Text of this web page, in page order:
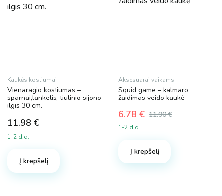
Kaukės kostiumai
Vienaragio kostiumas –
sparnai,lankelis, tiulinio sijono
ilgis 30 cm.
11.98 €
1-2 d.d.
Į krepšelį
Aksesuarai vaikams
Squid game – kalmaro
žaidimas veido kaukė
11.90€
Original
price
11.90 €.
6.78 €
Current
price
6.78 €.
1-2 d.d.
Į krepšelį